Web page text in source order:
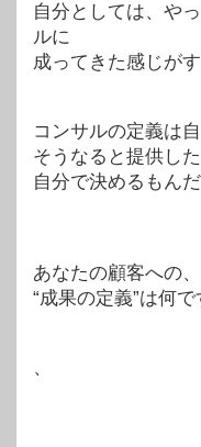
自分としては、や
ルに
成ってきた感じがす
コンサルの定義は
そうなると提供し
自分で決めるもんだ
あなたの顧客への、
“成果の定義”は何で
、